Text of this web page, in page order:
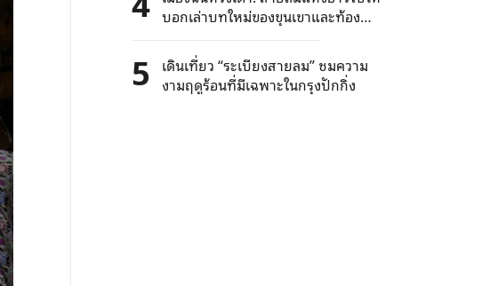
บอกเล่าบทใหม่ของขุนเขาและท้อง
ทะเล
5
เดินเที่ยว “ระเบียงสายลม” ชมความ
งามฤดูร้อนที่มีเฉพาะในกรุงปักกิ่ง